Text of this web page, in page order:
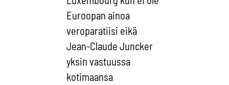
Euroopan ainoa
veroparatiisi eikä
Jean-Claude Juncker
yksin vastuussa
kotimaansa